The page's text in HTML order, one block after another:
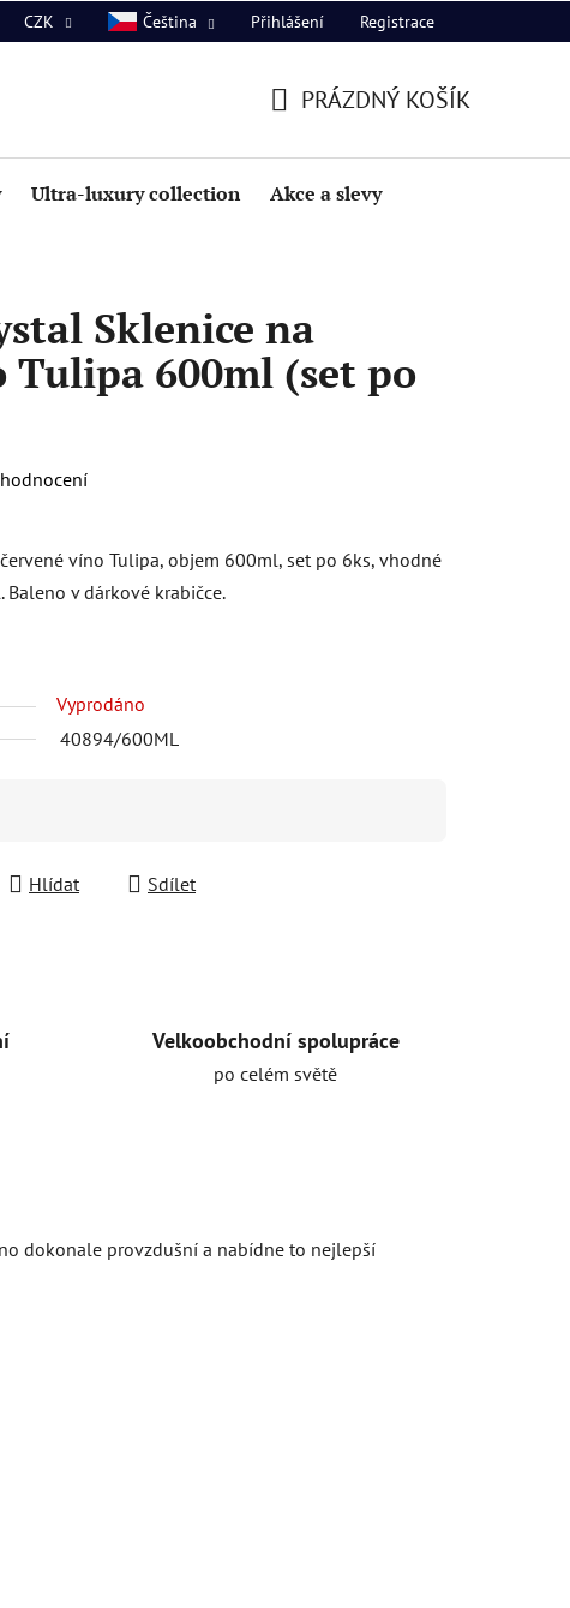
CZK Čeština Přihlášení Registrace
KOŠÍK
PRÁZDNÝ KOŠÍK
Ultra-luxury collection Akce a slevy
Sklenice na
Tulipa 600ml (set po
víno Tulipa, objem 600ml, set po 6ks, vhodné
Baleno v dárkové krabičce.
Vyprodáno
40894/600ML
Hlídat Sdílet
Velkoobchodní spolupráce
po celém světě
dokonale provzdušní a nabídne to nejlepší